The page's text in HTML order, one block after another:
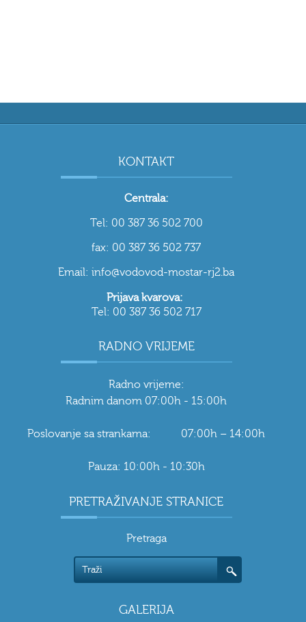
KONTAKT
Centrala:
Tel: 00 387 36 502 700
fax: 00 387 36 502 737
Email: info@vodovod-mostar-rj2.ba
Prijava kvarova:
Tel: 00 387 36 502 717
RADNO VRIJEME
Radno vrijeme:
Radnim danom 07:00h - 15:00h
Poslovanje sa strankama: 07:00h – 14:00h
Pauza: 10:00h - 10:30h
PRETRAŽIVANJE STRANICE
Pretraga
GALERIJA